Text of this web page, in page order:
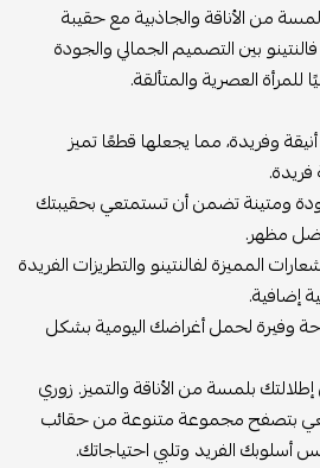
من الأناقة والجاذبية مع حقيبة
بين التصميم الجمالي والجودة
للمرأة العصرية والمتألقة.
وفريدة، مما يجعلها قطعًا تميز
ومتينة تضمن أن تستمتعي بحقيبتك
مظهر.
المميزة لفالنتينو والتطريزات الفريدة
إضافية.
وفيرة لحمل أغراضك اليومية بشكل
بلمسة من الأناقة والتميز. زوري
بتصفح مجموعة متنوعة من حقائب
أسلوبك الفريد وتلبي احتياجاتك.